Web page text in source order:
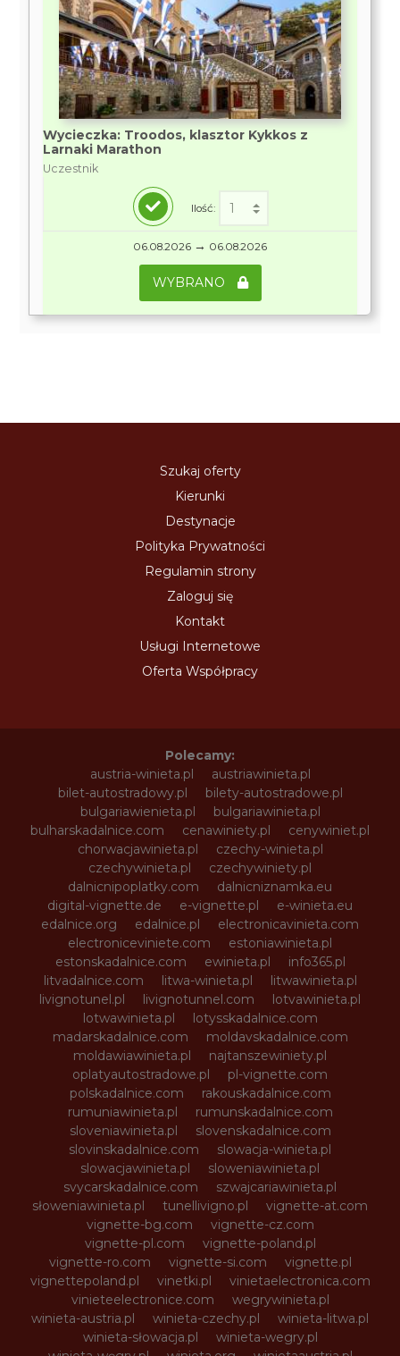
Wycieczka: Troodos, klasztor Kykkos z
Larnaki Marathon
Uczestnik
Ilość:
06.08.2026 → 06.08.2026
WYBRANO
Szukaj oferty
Kierunki
Destynacje
Polityka Prywatności
Regulamin strony
Zaloguj się
Kontakt
Usługi Internetowe
Oferta Współpracy
Polecamy:
austria-winieta.pl
austriawinieta.pl
bilet-autostradowy.pl
bilety-autostradowe.pl
bulgariawienieta.pl
bulgariawinieta.pl
bulharskadalnice.com
cenawiniety.pl
cenywiniet.pl
chorwacjawinieta.pl
czechy-winieta.pl
czechywinieta.pl
czechywiniety.pl
dalnicnipoplatky.com
dalnicniznamka.eu
digital-vignette.de
e-vignette.pl
e-winieta.eu
edalnice.org
edalnice.pl
electronicavinieta.com
electroniceviniete.com
estoniawinieta.pl
estonskadalnice.com
ewinieta.pl
info365.pl
litvadalnice.com
litwa-winieta.pl
litwawinieta.pl
livignotunel.pl
livignotunnel.com
lotvawinieta.pl
lotwawinieta.pl
lotysskadalnice.com
madarskadalnice.com
moldavskadalnice.com
moldawiawinieta.pl
najtanszewiniety.pl
oplatyautostradowe.pl
pl-vignette.com
polskadalnice.com
rakouskadalnice.com
rumuniawinieta.pl
rumunskadalnice.com
sloveniawinieta.pl
slovenskadalnice.com
slovinskadalnice.com
slowacja-winieta.pl
slowacjawinieta.pl
sloweniawinieta.pl
svycarskadalnice.com
szwajcariawinieta.pl
słoweniawinieta.pl
tunellivigno.pl
vignette-at.com
vignette-bg.com
vignette-cz.com
vignette-pl.com
vignette-poland.pl
vignette-ro.com
vignette-si.com
vignette.pl
vignettepoland.pl
vinetki.pl
vinietaelectronica.com
vinieteelectronice.com
wegrywinieta.pl
winieta-austria.pl
winieta-czechy.pl
winieta-litwa.pl
winieta-słowacja.pl
winieta-wegry.pl